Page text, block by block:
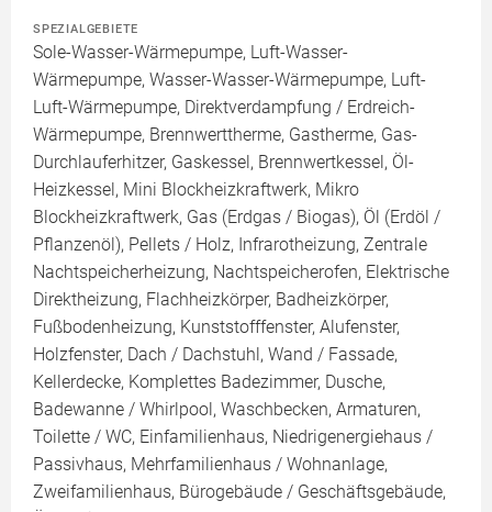
SPEZIALGEBIETE
Sole-Wasser-Wärmepumpe, Luft-Wasser-
Wärmepumpe, Wasser-Wasser-Wärmepumpe, Luft-
Luft-Wärmepumpe, Direktverdampfung / Erdreich-
Wärmepumpe, Brennwerttherme, Gastherme, Gas-
Durchlauferhitzer, Gaskessel, Brennwertkessel, Öl-
Heizkessel, Mini Blockheizkraftwerk, Mikro
Blockheizkraftwerk, Gas (Erdgas / Biogas), Öl (Erdöl /
Pflanzenöl), Pellets / Holz, Infrarotheizung, Zentrale
Nachtspeicherheizung, Nachtspeicherofen, Elektrische
Direktheizung, Flachheizkörper, Badheizkörper,
Fußbodenheizung, Kunststofffenster, Alufenster,
Holzfenster, Dach / Dachstuhl, Wand / Fassade,
Kellerdecke, Komplettes Badezimmer, Dusche,
Badewanne / Whirlpool, Waschbecken, Armaturen,
Toilette / WC, Einfamilienhaus, Niedrigenergiehaus /
Passivhaus, Mehrfamilienhaus / Wohnanlage,
Zweifamilienhaus, Bürogebäude / Geschäftsgebäude,